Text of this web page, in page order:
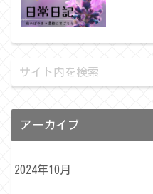
アーカイブ
2024年10月